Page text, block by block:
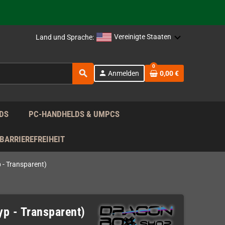
Land und Sprache: Vereinigte Staaten
search person Anmelden
0
0,00 €
PC-HANDHELDS & UMPCS
BARRIEREFREIHEIT
Transparent)
- Transparent)